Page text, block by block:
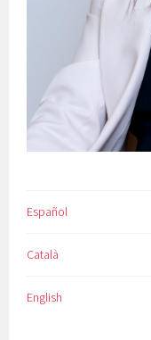
Español
Català
English